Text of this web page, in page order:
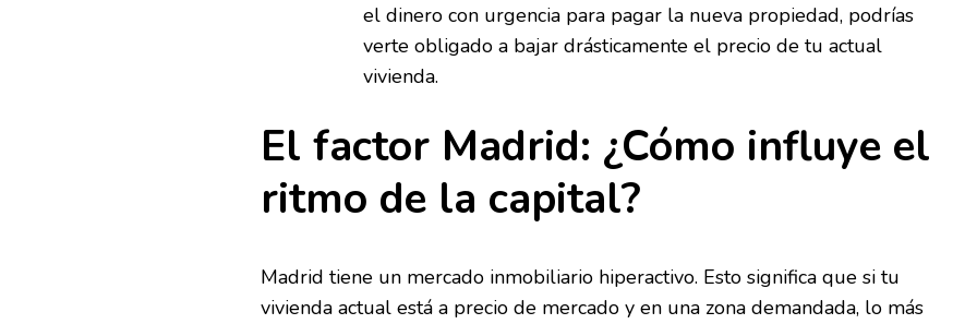
el dinero con urgencia para pagar la nueva propiedad, podrías
verte obligado a bajar drásticamente el precio de tu actual
vivienda.
El factor Madrid: ¿Cómo influye el
ritmo de la capital?
Madrid tiene un mercado inmobiliario hiperactivo. Esto significa que si tu
vivienda actual está a precio de mercado y en una zona demandada, lo más